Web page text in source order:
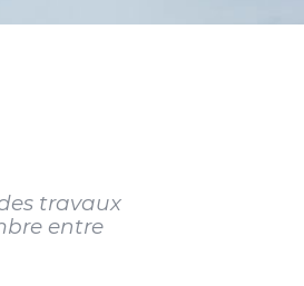
travaux
entre